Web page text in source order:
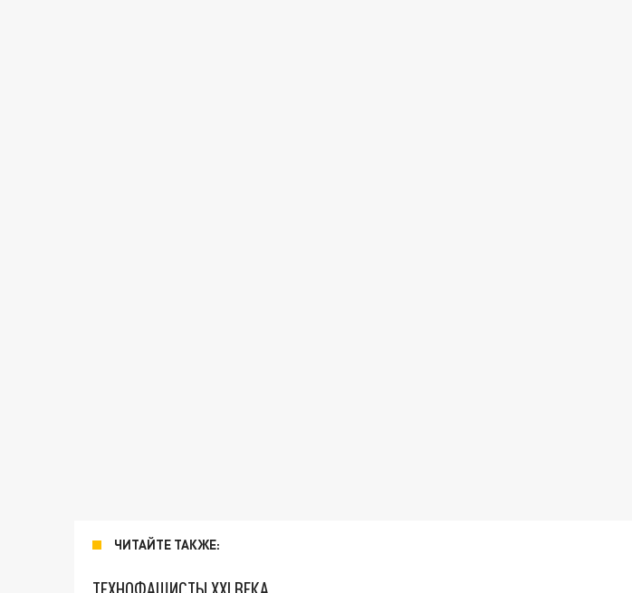
ЧИТАЙТЕ ТАКЖЕ: